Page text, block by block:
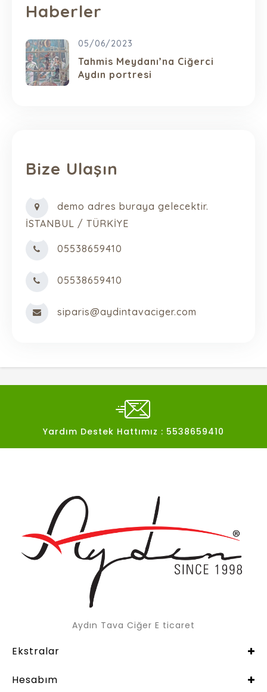
Haberler
05/06/2023
Tahmis Meydanı’na Ciğerci
Aydın portresi
Bize Ulaşın
demo adres buraya gelecektir.
İSTANBUL / TÜRKİYE
05538659410
05538659410
siparis@aydintavaciger.com
Yardım Destek Hattımız : 5538659410
Aydın Tava Ciğer E ticaret
Ekstralar
Hesabım